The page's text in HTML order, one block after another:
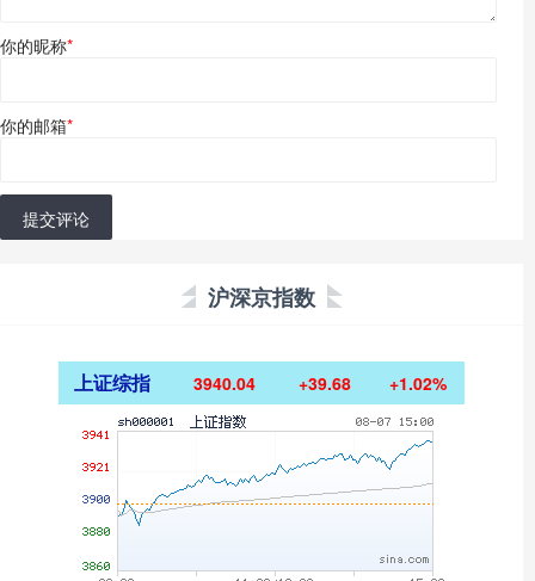
你的昵称*
你的邮箱*
提交评论
沪深京指数
上证综指 3940.04 +39.68 +1.02%